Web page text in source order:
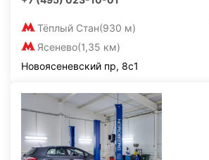
Тёплый Стан(930 м)
Ясенево(1,35 км)
Новоясеневский пр, 8с1